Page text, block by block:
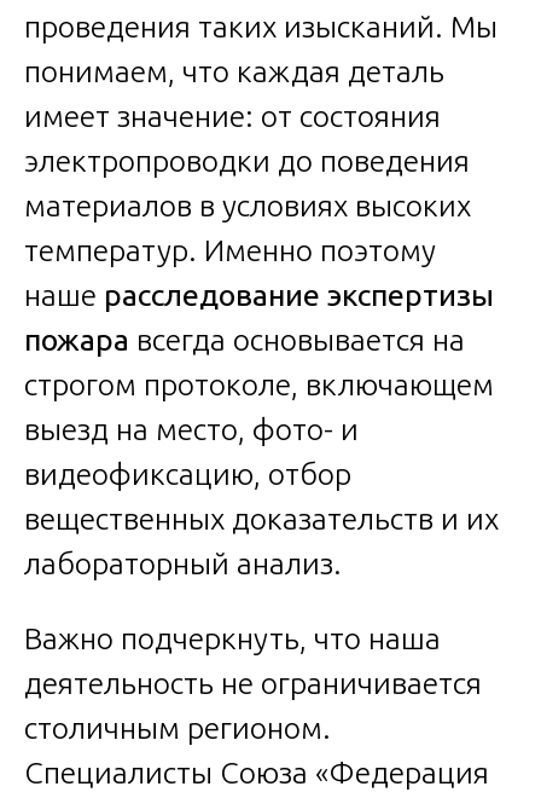
проведения таких изысканий. Мы
понимаем, что каждая деталь
имеет значение: от состояния
электропроводки до поведения
материалов в условиях высоких
температур. Именно поэтому
наше расследование экспертизы
пожара всегда основывается на
строгом протоколе, включающем
выезд на место, фото- и
видеофиксацию, отбор
вещественных доказательств и их
лабораторный анализ.
Важно подчеркнуть, что наша
деятельность не ограничивается
столичным регионом.
Специалисты Союза «Федерация